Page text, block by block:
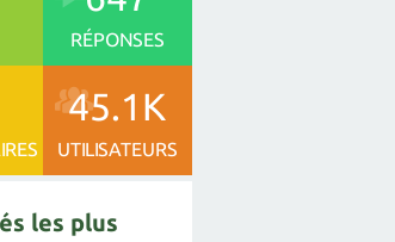
RÉPONSES
45.1K
UTILISATEURS
les plus